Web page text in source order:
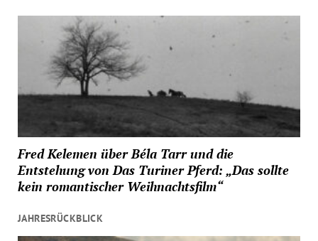
Fred Kelemen über Béla Tarr und die
Entstehung von Das Turiner Pferd: „Das sollte
kein romantischer Weihnachtsfilm“
JAHRESRÜCKBLICK